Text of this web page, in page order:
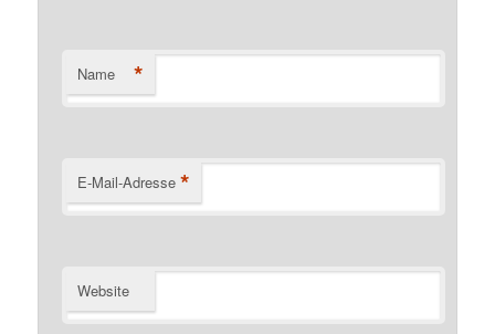
Name *
E-Mail-Adresse *
Website